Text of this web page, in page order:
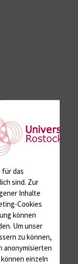
für das
sind. Zur
Inhalte
Cookies
können
Um unser
zu können,
anonymisierten
können einzeln